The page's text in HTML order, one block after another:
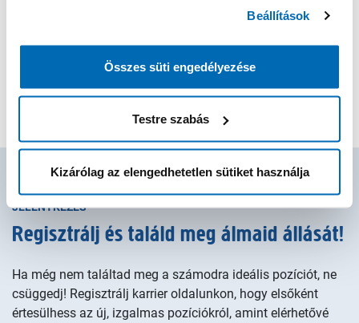
Beállítások
Összes süti engedélyezése
Testre szabás
Kizárólag az elengedhetetlen sütiket használja
tájékoztatóbanmegjelölt célból és feltételekkel kezelje.
JELENTKEZÉS
Regisztrálj és találd meg álmaid állását!
Ha még nem találtad meg a számodra ideális pozíciót, ne
csüggedj! Regisztrálj karrier oldalunkon, hogy elsőként
értesülhess az új, izgalmas pozíciókról, amint elérhetővé